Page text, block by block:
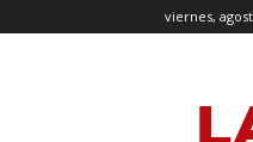
viernes,